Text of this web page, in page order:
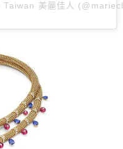
美麗佳人